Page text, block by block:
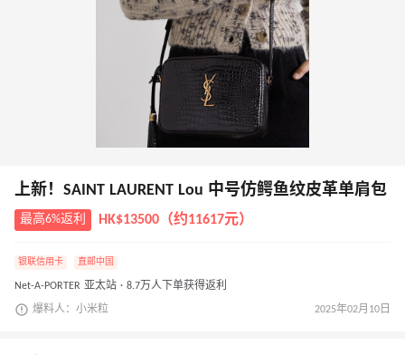
上新！SAINT LAURENT Lou 中号仿鳄鱼纹皮革单肩包
最高6%返利 HK$13500（约11617元）
银联信用卡 直邮中国
Net-A-PORTER 亚太站 · 8.7万人下单获得返利
爆料人：小米粒 2025年02月10日